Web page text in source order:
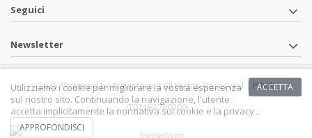
Seguici
Newsletter
2025 Powered by Navistore.it All Rights Reserved | P.IVA
IT02182700209
ACCETTA
Utilizziamo i cookie per migliorare la vostra esperienza
sul nostro sito. Continuando la navigazione, l'utente
accetta implicitamente la normativa sui cookie e la privacy .
APPROFONDISCI